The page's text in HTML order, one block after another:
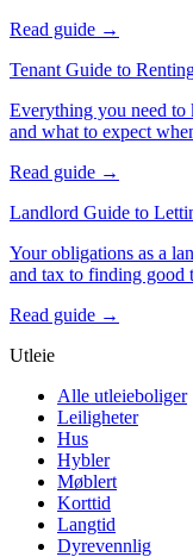
Read guide →
Tenant Guide to
Everything you need to
and what to expect
Read guide →
Landlord Guide to
Your obligations as a
and tax to finding good
Read guide →
Utleie
Alle utleieboliger
Leiligheter
Hus
Hybler
Møblert
Korttid
Langtid
Dyrevennlig